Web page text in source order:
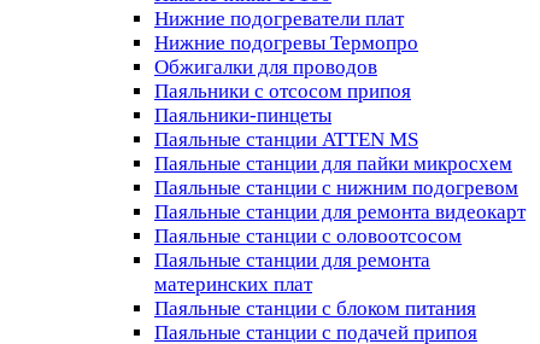
Нижние подогреватели плат
Нижние подогревы Термопро
Обжигалки для проводов
Паяльники с отсосом припоя
Паяльники-пинцеты
Паяльные станции ATTEN MS
Паяльные станции для пайки микросхем
Паяльные станции с нижним подогревом
Паяльные станции для ремонта видеокарт
Паяльные станции с оловоотсосом
Паяльные станции для ремонта
материнских плат
Паяльные станции с блоком питания
Паяльные станции с подачей припоя